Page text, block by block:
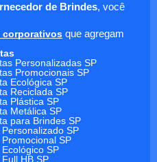
de Brindes, você
corporativos que agregam
Personalizadas SP
Promocionais SP
Ecológica SP
Reciclada SP
Plástica SP
Metálica SP
para Brindes SP
Personalizado SP
Promocional SP
Ecológico SP
HB SP